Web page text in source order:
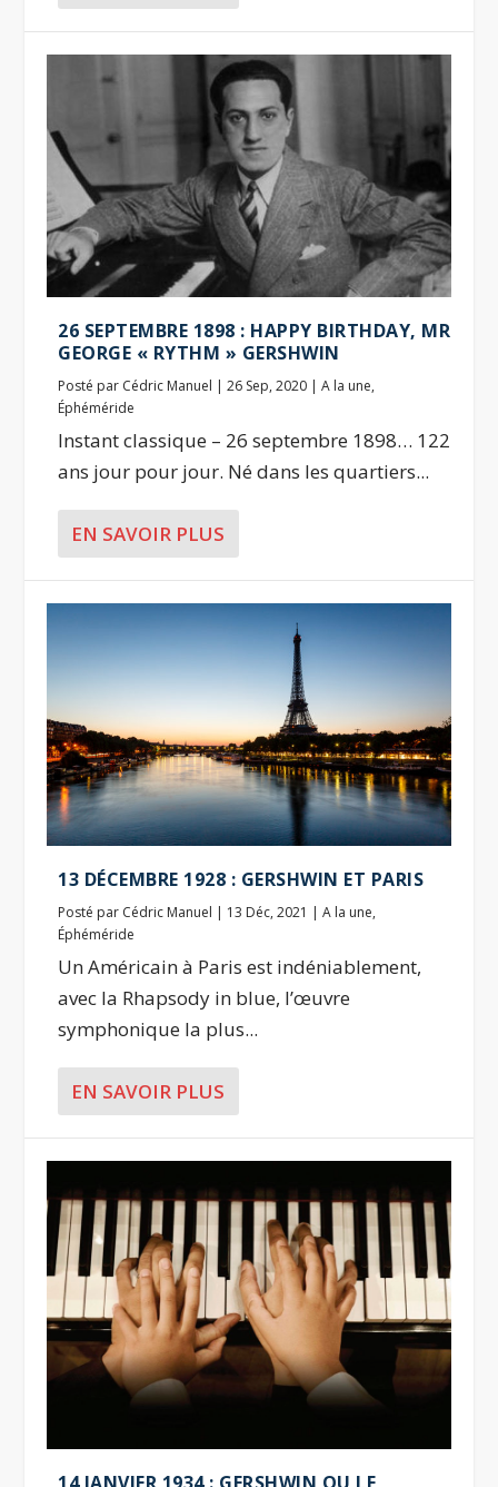
26 SEPTEMBRE 1898 : HAPPY BIRTHDAY, MR
GEORGE « RYTHM » GERSHWIN
Posté par Cédric Manuel |26 Sep, 2020 |A la une,
Éphéméride
Instant classique – 26 septembre 1898… 122
ans jour pour jour. Né dans les quartiers...
EN SAVOIR PLUS
13 DÉCEMBRE 1928 : GERSHWIN ET PARIS
Posté par Cédric Manuel | 13 Déc, 2021 |A la une,
Éphéméride
Un Américain à Paris est indéniablement,
avec la Rhapsody in blue, l’œuvre
symphonique la plus...
EN SAVOIR PLUS